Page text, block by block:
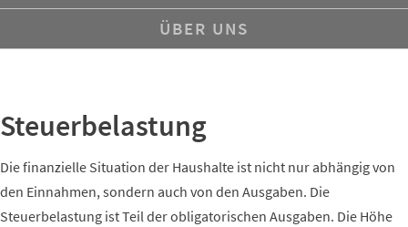
ÜBER UNS
Steuerbelastung
Die finanzielle Situation der Haushalte ist nicht nur abhängig von
den Einnahmen, sondern auch von den Ausgaben. Die
Steuerbelastung ist Teil der obligatorischen Ausgaben. Die Höhe